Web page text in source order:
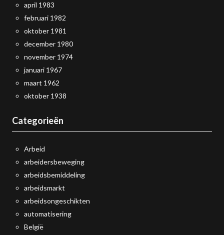
april 1983
februari 1982
oktober 1981
december 1980
november 1974
januari 1967
maart 1962
oktober 1938
Categorieën
Arbeid
arbeidersbeweging
arbeidsbemiddeling
arbeidsmarkt
arbeidsongeschikten
automatisering
België